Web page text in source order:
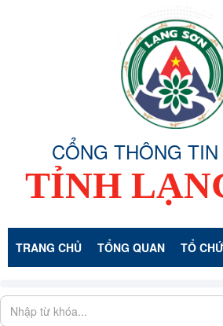
CỔNG THÔNG
TỈNH
TRANG CHỦ TỔNG QUAN TỔ